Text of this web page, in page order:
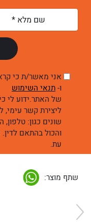
אני מאשר/ת כי
ו-תנאי השימוש
של האתר.ידוע לי
ליצירת קשר עימי,
והכול בהתאם
עת.
שתף מוצר: